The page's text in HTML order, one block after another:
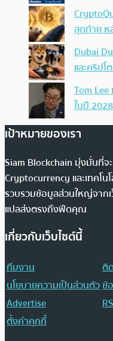
สุดท้าย ห
Dubai
และคริป
Tom
ในปี 2028
เป้าหมายของเรา
Siam Blockchain มุ่งมั่นที่จ
Cryptocurrency และเทคโน
รวบรวมข้อมูลส่วนใหญ่จากเ
แปลส่งตรงถึงฟีดคุณ
เกี่ยวกับเว็บไซต์นี้
ทีมงาน
ติ
นโยบายความเป็นส่วนตัวข้
Advertise
ตั้งค่าคุกกี้